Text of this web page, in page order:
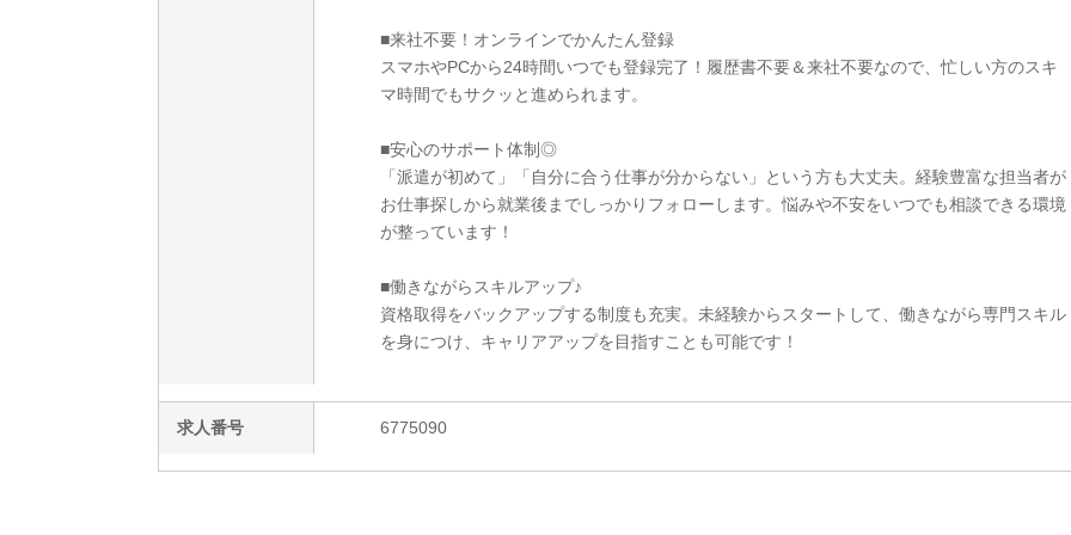
■来社不要！オンラインでかんたん登録
スマホやPCから24時間いつでも登録完了！履歴書不要＆来社不要なので、忙しい方のスキ
マ時間でもサクッと進められます。
■安心のサポート体制◎
「派遣が初めて」「自分に合う仕事が分からない」という方も大丈夫。経験豊富な担当者が
お仕事探しから就業後までしっかりフォローします。悩みや不安をいつでも相談できる環境
が整っています！
■働きながらスキルアップ♪
資格取得をバックアップする制度も充実。未経験からスタートして、働きながら専門スキル
を身につけ、キャリアアップを目指すことも可能です！
求人番号 6775090